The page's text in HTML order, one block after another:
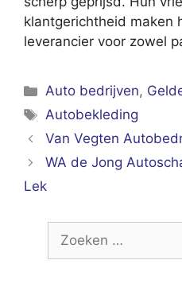
klantgerichtheid maken
leverancier voor zowel
Categorieën
Auto bedrijven,
Tags
Autobekleding
Van Vegten
WA de Jong
Lek
Zoek